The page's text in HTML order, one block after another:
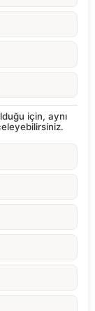
için, aynı